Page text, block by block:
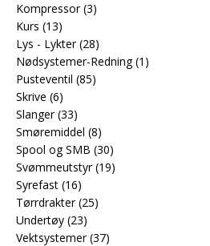
Kompressor (3)
Kurs (13)
Lys - Lykter (28)
Nødsystemer-Redning (1)
Pusteventil (85)
Skrive (6)
Slanger (33)
Smøremiddel (8)
Spool og SMB (30)
Svømmeutstyr (19)
Syrefast (16)
Tørrdrakter (25)
Undertøy (23)
Vektsystemer (37)